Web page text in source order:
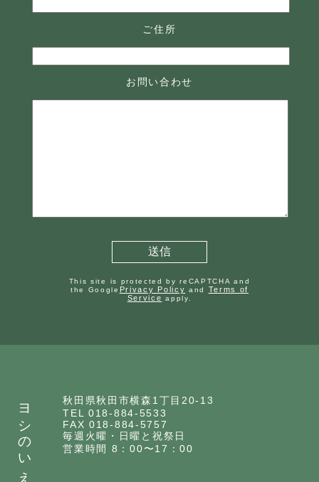
ご住所
お問い合わせ
This site is protected by reCAPTCHA and
the Google Privacy Policy and Terms of
Service apply.
ヨシのいえ
秋田県秋田市横森1丁目20-13
TEL 018-884-5533
FAX 018-884-5757
毎週火曜・日曜と祝祭日
営業時間 8：00〜17：00